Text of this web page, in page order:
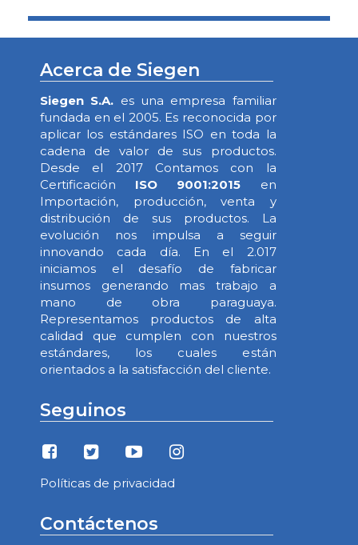
Acerca de Siegen
Siegen S.A. es una empresa familiar
fundada en el 2005. Es reconocida por
aplicar los estándares ISO en toda la
cadena de valor de sus productos.
Desde el 2017 Contamos con la
Certificación ISO 9001:2015 en
Importación, producción, venta y
distribución de sus productos. La
evolución nos impulsa a seguir
innovando cada día. En el 2.017
iniciamos el desafío de fabricar
insumos generando mas trabajo a
mano de obra paraguaya.
Representamos productos de alta
calidad que cumplen con nuestros
estándares, los cuales están
orientados a la satisfacción del cliente.
Seguinos
Políticas de privacidad
Contáctenos